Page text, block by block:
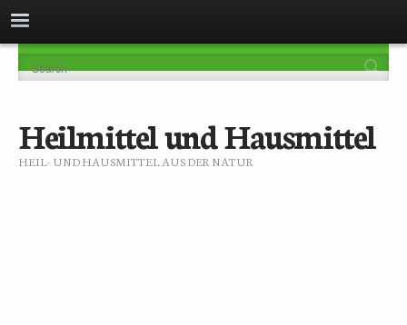
Heilmittel und Hausmittel
HEIL- UND HAUSMITTEL AUS DER NATUR